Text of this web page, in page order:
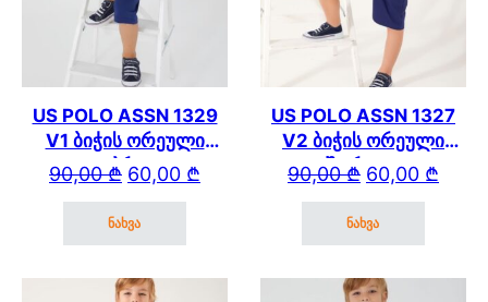
US POLO ASSN 1329
V1 ბიჭის ორეული
კაპრით
90,00₾ Original price was: 90,00 ₾.
60,00 ₾
Current price is: 60,00 ₾.
ნახვა
US POLO ASSN 1327
V2 ბიჭის ორეული
შორტით
90,00₾ Original price
60,00 ₾
Current price is:
ნახვა